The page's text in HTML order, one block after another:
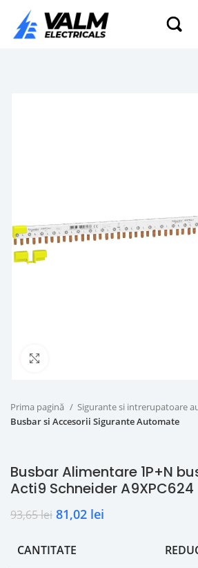
Prima pagină
Sigurante si intrerupatoare
Busbar si Accesorii Sigurante Automate
Busbar Alimentare 1P+N
Acti9 Schneider A9XPC624
93,65lei 81,02 lei
CANTITATE